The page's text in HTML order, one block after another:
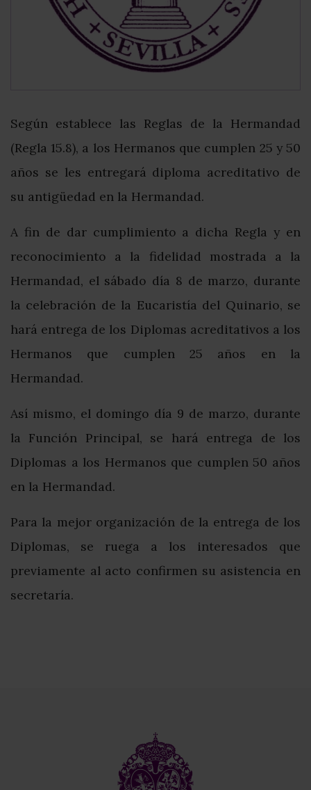
Según establece las Reglas de la Hermandad
(Regla 15.8), a los Hermanos que cumplen 25 y 50
años se les entregará diploma acreditativo de
su antigüedad en la Hermandad.
A fin de dar cumplimiento a dicha Regla y en
reconocimiento a la fidelidad mostrada a la
Hermandad, el sábado día 8 de marzo, durante
la celebración de la Eucaristía del Quinario, se
hará entrega de los Diplomas acreditativos a los
Hermanos que cumplen 25 años en la
Hermandad.
Así mismo, el domingo día 9 de marzo, durante
la Función Principal, se hará entrega de los
Diplomas a los Hermanos que cumplen 50 años
en la Hermandad.
Para la mejor organización de la entrega de los
Diplomas, se ruega a los interesados que
previamente al acto confirmen su asistencia en
secretaría.